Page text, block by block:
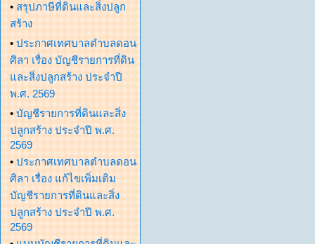
• สรุปภาษีที่ดินและสิ่งปลูก
สร้าง
• ประกาศเทศบาลตำบลดอน
ศิลา เรื่อง บัญชีรายการที่ดิน
และสิ่งปลูกสร้าง ประจำปี
พ.ศ. 2569
• บัญชีรายการที่ดินและสิ่ง
ปลูกสร้าง ประจำปี พ.ศ.
2569
• ประกาศเทศบาลตำบลดอน
ศิลา เรื่อง แก้ไขเพิ่มเติม
บัญชีรายการที่ดินและสิ่ง
ปลูกสร้าง ประจำปี พ.ศ.
2569